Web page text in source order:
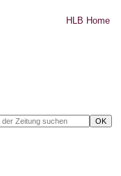
HLB Home